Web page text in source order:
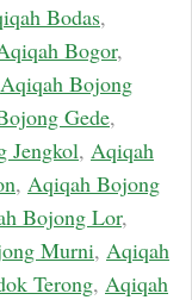
Bodas,
Bogor,
Aqiqah Bojong
Gede,
Jengkol, Aqiqah
, Aqiqah Bojong
Bojong Lor,
Murni, Aqiqah
Terong, Aqiqah